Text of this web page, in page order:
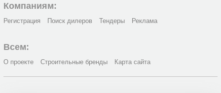
Компаниям:
Регистрация Поиск дилеров Тендеры Реклама
Всем:
О проекте Строительные бренды Карта сайта